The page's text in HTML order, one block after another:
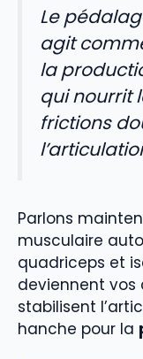
Le
agit
la
qui nourrit
frictions
Parlons
musculaire
quadriceps et
deviennent vos
stabilisent
hanche pour la